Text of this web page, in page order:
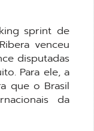
sprint de
venceu
disputadas
Para ele, a
que o Brasil
da